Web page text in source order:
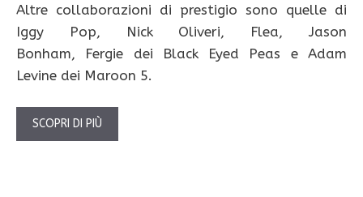
Altre collaborazioni di prestigio sono quelle di
Iggy Pop, Nick Oliveri, Flea, Jason
Bonham, Fergie dei Black Eyed Peas e Adam
Levine dei Maroon 5.
SCOPRI DI PIÙ